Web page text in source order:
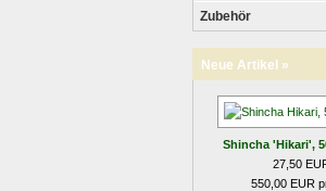
Zubehör
Neue Artikel »
Shincha 'Hikari',
27,50
550,00 EUR